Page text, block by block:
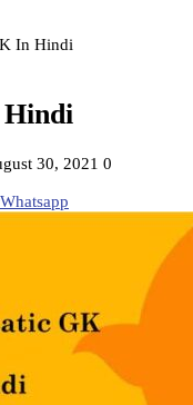
In Hindi
30, 2021 0
Whatsapp